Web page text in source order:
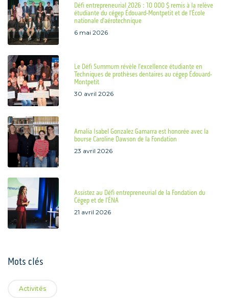
Défi entrepreneurial 2026 : 10 000 $ remis à la relève
étudiante du cégep Édouard-Montpetit et de l’École
nationale d’aérotechnique
6 mai 2026
Le Défi Summum révèle l’excellence étudiante en
Techniques de prothèses dentaires au cégep Édouard-
Montpetit
30 avril 2026
Amalia Isabel Gonzalez Gamarra est honorée avec la
bourse Caroline Dawson de la Fondation
23 avril 2026
Assistez au Défi entrepreneurial de la Fondation du
Cégep et de l’ÉNA
21 avril 2026
Mots clés
Activités